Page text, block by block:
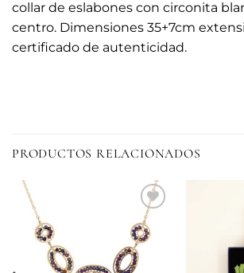
collar de eslabones con circonita
centro. Dimensiones 35+7cm
certificado de autenticidad.
PRODUCTOS RELACIONADOS
Añadir
a la
lista de
deseos